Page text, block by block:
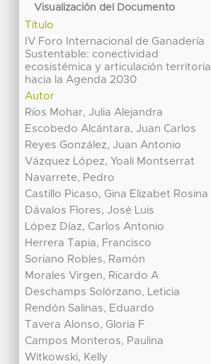
Visualización del Documento
Título
IV Foro Internacional de Ganadería
Sustentable: conectividad
ecosistémica y articulación territorial
hacia la Agenda 2030
Autor
Ríos Mohar, Julia Alejandra
Escobedo Alcántara, Juan Carlos
Reyes González, Juan Antonio
Vázquez López, Yoali Montserrat
Navarrete, Pedro
Castillo Picaso, Gina Elizabet Rosina
Dávalos Flores, José Luis
López Díaz, Carlos Antonio
Herrera Tapia, Francisco
Soriano Robles, Ramón
Morales Virgen, Ricardo A
Deschamps Solórzano, Leticia
Rendón Salinas, Eduardo
Tavera Alonso, Gloria F
Campos Monteros, Paulina
Witkowski, Kelly